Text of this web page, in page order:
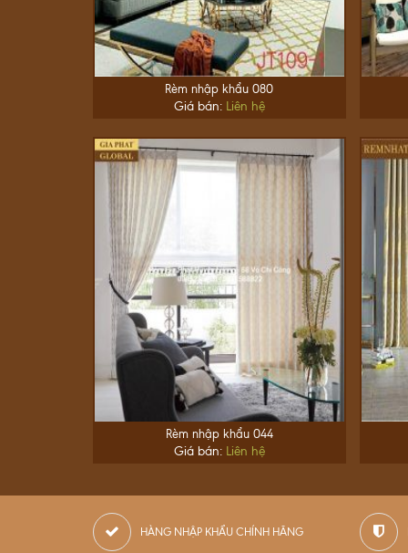
Rèm nhập khẩu 080
Giá bán: Liên hệ
Rèm nhập khẩu 044
Giá bán: Liên hệ
HÀNG NHẬP KHẨU CHÍNH HÃNG